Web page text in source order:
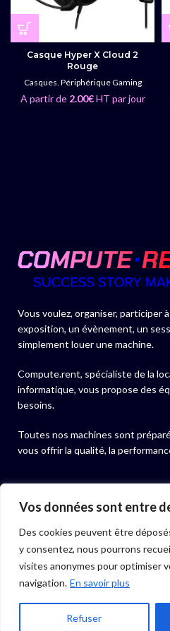
Vos données sont entre
Des cookies peuvent être
y consentez, nous pourrons
visites anonymes pour optimiser
navigation. En savoir plus
Refuser
Casque Hyper X Cloud 2
Rouge
Casques, Périphérique Gaming
A partir de 2.00€HT par jour
Vous voulez, organiser, participer
exposition, un évènement, un
simplement louer une machine.
Compute.rent, spécialiste de la
informatique, vous propose des
besoins.
Toutes nos machines sont
vous offrir la qualité, la
NOS PRODUITS
LIENS UTILES
06 40 97 01 07